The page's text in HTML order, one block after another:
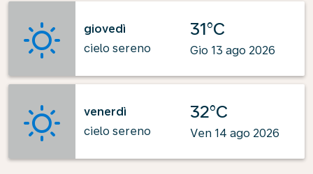
giovedì
cielo sereno
31°C
Gio 13 ago 2026
venerdì
cielo sereno
32°C
Ven 14 ago 2026